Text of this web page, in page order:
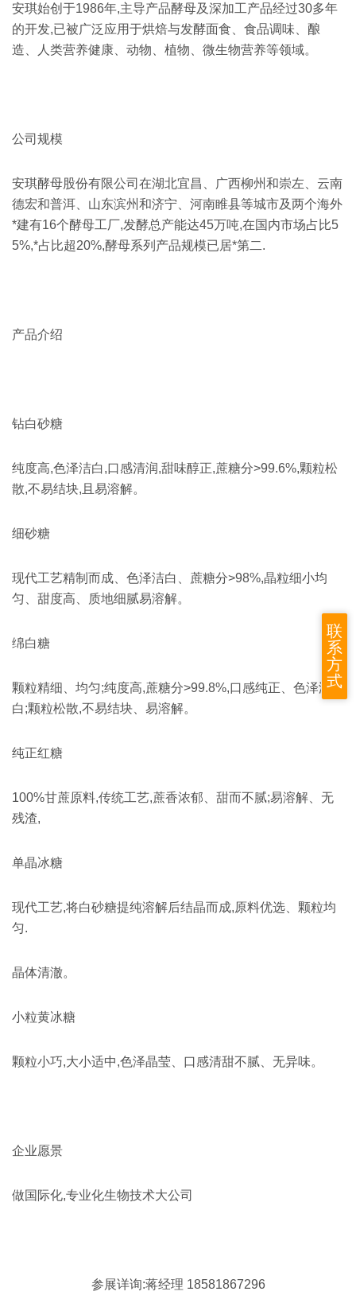
安琪始创于1986年,主导产品酵母及深加工产品经过30多年
的开发,已被广泛应用于烘焙与发酵面食、食品调味、酿
造、人类营养健康、动物、植物、微生物营养等领域。
公司规模
安琪酵母股份有限公司在湖北宜昌、广西柳州和崇左、云南
德宏和普洱、山东滨州和济宁、河南睢县等城市及两个海外
*建有16个酵母工厂,发酵总产能达45万吨,在国内市场占比5
5%,*占比超20%,酵母系列产品规模已居*第二.
产品介绍
钻白砂糖
纯度高,色泽洁白,口感清润,甜味醇正,蔗糖分>99.6%,颗粒松
散,不易结块,且易溶解。
细砂糖
现代工艺精制而成、色泽洁白、蔗糖分>98%,晶粒细小均
匀、甜度高、质地细腻易溶解。
绵白糖
颗粒精细、均匀;纯度高,蔗糖分>99.8%,口感纯正、色泽洁
白;颗粒松散,不易结块、易溶解。
纯正红糖
100%甘蔗原料,传统工艺,蔗香浓郁、甜而不腻;易溶解、无
残渣,
单晶冰糖
现代工艺,将白砂糖提纯溶解后结晶而成,原料优选、颗粒均
匀.
晶体清澈。
小粒黄冰糖
颗粒小巧,大小适中,色泽晶莹、口感清甜不腻、无异味。
企业愿景
做国际化,专业化生物技术大公司
参展详询:蒋经理 18581867296
联
系
方
式